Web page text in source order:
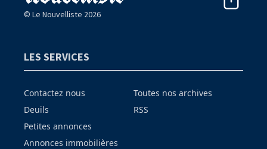
© Le Nouvelliste 2026
LES SERVICES
Contactez nous
Deuils
Petites annonces
Annonces immobilières
Toutes nos archives
RSS